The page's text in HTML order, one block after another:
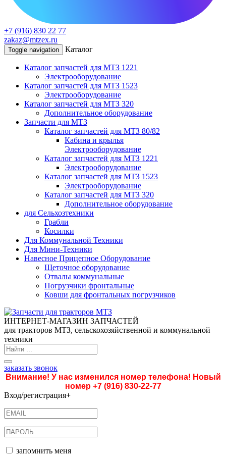
+7 (916) 830 22 77
zakaz@mtzex.ru
Toggle navigation Каталог
Каталог запчастей для МТЗ 1221
Электрооборудование
Каталог запчастей для МТЗ 1523
Электрооборудование
Каталог запчастей для МТЗ 320
Дополнительное оборудование
Запчасти для МТЗ
Каталог запчастей для МТЗ 80/82
Кабина и крылья
Электрооборудование
Каталог запчастей для МТЗ 1221
Электрооборудование
Каталог запчастей для МТЗ 1523
Электрооборудование
Каталог запчастей для МТЗ 320
Дополнительное оборудование
для Сельхозтехники
Грабли
Косилки
Для Коммунальной Техники
Для Мини-Техники
Навесное Прицепное Оборудование
Щеточное оборудование
Отвалы коммунальные
Погрузчики фронтальные
Ковши для фронтальных погрузчиков
ИНТЕРНЕТ-МАГАЗИН ЗАПЧАСТЕЙ
для тракторов МТЗ, сельскохозяйственной и коммунальной
техники
заказать звонок
Внимание! У нас изменился номер телефона! Новый
номер +7 (916) 830-22-77
Вход/регистрация+
запомнить меня